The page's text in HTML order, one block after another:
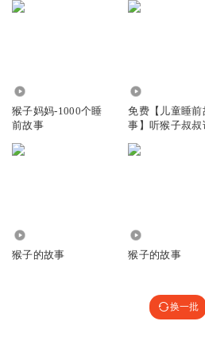
猴子妈妈-1000个睡
前故事
免费【儿童睡前
事】听猴子叔叔
猴子的故事 猴子的故事
换一批